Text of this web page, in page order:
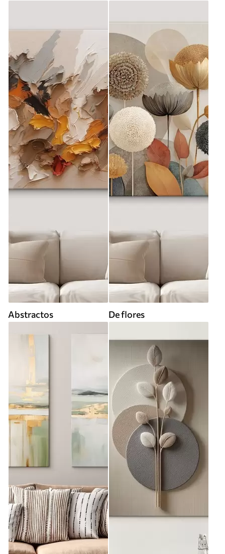
Abstractos De flores